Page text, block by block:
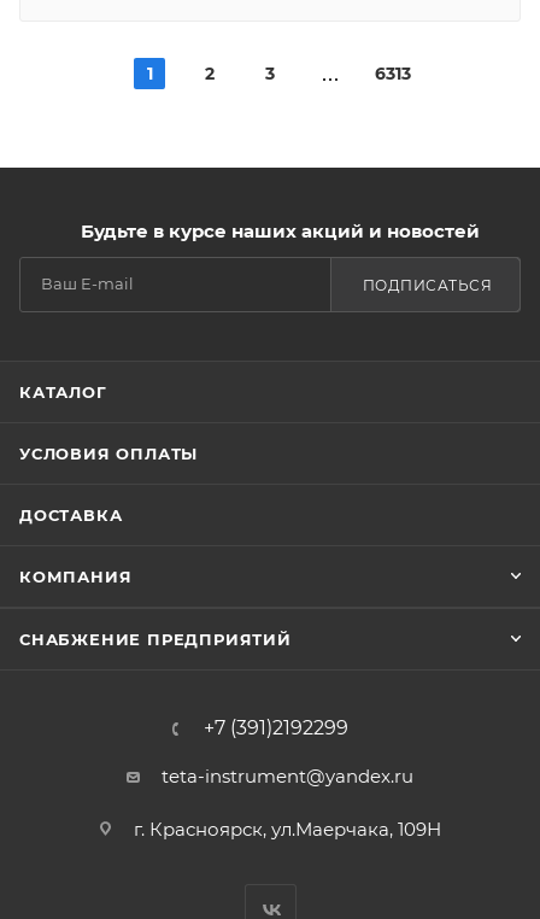
1 2 3 6313
Будьте в курсе наших акций и новостей
ПОДПИСАТЬСЯ
КАТАЛОГ
УСЛОВИЯ ОПЛАТЫ
ДОСТАВКА
КОМПАНИЯ
СНАБЖЕНИЕ ПРЕДПРИЯТИЙ
+7 (391)2192299
teta-instrument@yandex.ru
г. Красноярск, ул.Маерчака, 109Н